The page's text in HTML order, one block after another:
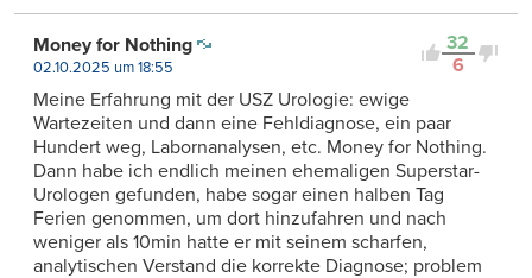
32
6
Money for Nothing
02.10.2025 um 18:55
Meine Erfahrung mit der USZ Urologie: ewige
Wartezeiten und dann eine Fehldiagnose, ein paar
Hundert weg, Labornanalysen, etc. Money for Nothing.
Dann habe ich endlich meinen ehemaligen Superstar-
Urologen gefunden, habe sogar einen halben Tag
Ferien genommen, um dort hinzufahren und nach
weniger als 10min hatte er mit seinem scharfen,
analytischen Verstand die korrekte Diagnose; problem